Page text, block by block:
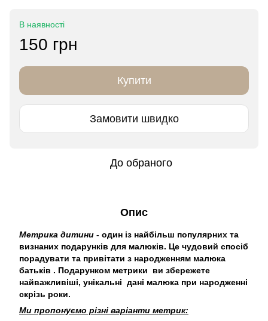
В наявності
150 грн
Купити
Замовити швидко
До обраного
Опис
Метрика дитини - один із найбільш популярних та
визнаних подарунків для малюків. Це чудовий спосіб
порадувати та привітати з народженням малюка
батьків . Подарунком метрики ви збережете
найважливіші, унікальні дані малюка при народженні
скрізь роки.
Ми пропонуємо різні варіанти метрик: